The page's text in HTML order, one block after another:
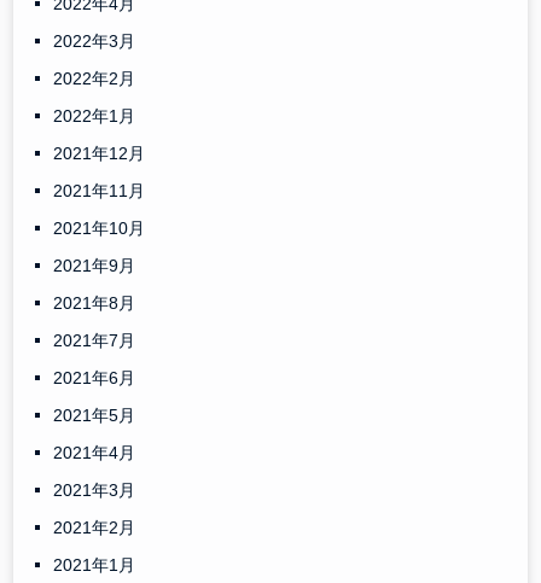
2022年4月
2022年3月
2022年2月
2022年1月
2021年12月
2021年11月
2021年10月
2021年9月
2021年8月
2021年7月
2021年6月
2021年5月
2021年4月
2021年3月
2021年2月
2021年1月